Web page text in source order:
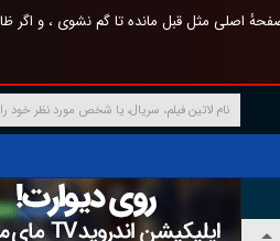
اصلی مثل قبل مانده تا گم نشوی ، و اگر